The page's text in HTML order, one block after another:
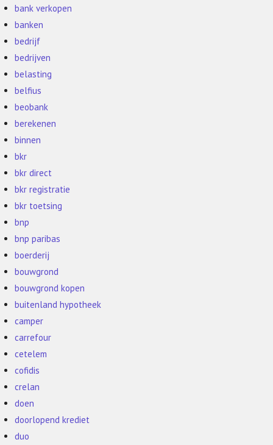
bank verkopen
banken
bedrijf
bedrijven
belasting
belfius
beobank
berekenen
binnen
bkr
bkr direct
bkr registratie
bkr toetsing
bnp
bnp paribas
boerderij
bouwgrond
bouwgrond kopen
buitenland hypotheek
camper
carrefour
cetelem
cofidis
crelan
doen
doorlopend krediet
duo